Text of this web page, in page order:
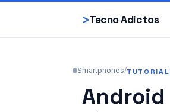
>Tecno Adictos
Smartphones/
Android